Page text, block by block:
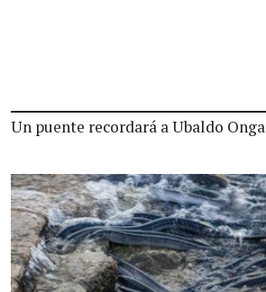
Un puente recordará a Ubaldo